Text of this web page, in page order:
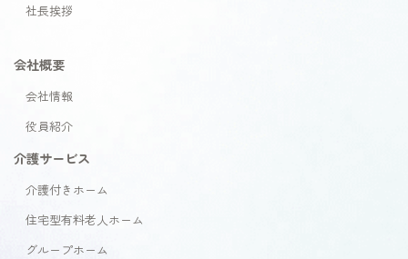
社長挨拶
会社概要
会社情報
役員紹介
介護サービス
介護付きホーム
住宅型有料老人ホーム
グループホーム